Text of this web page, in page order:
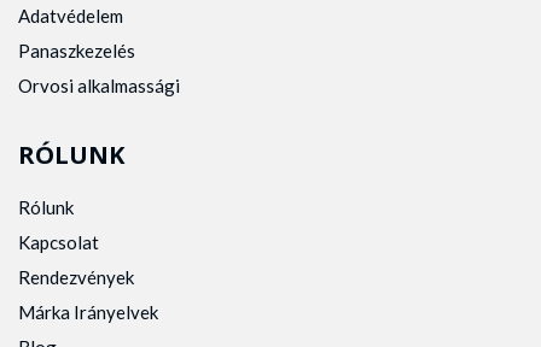
Adatvédelem
Panaszkezelés
Orvosi alkalmassági
RÓLUNK
Rólunk
Kapcsolat
Rendezvények
Márka Irányelvek